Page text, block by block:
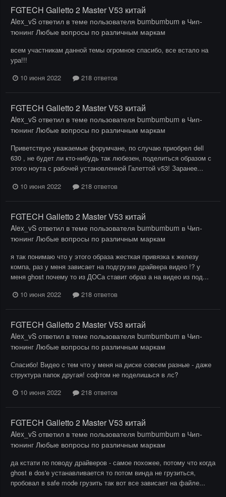
FGTECH Galletto 2 Master V53 китай
Alex_vS ответил в теме пользователя bumbumbum в Чип-
тюнинг Любые вопросы по различным маркам
всем участникам данной темы огромное спасибо, все встало на
ура!!!
10 июня 2022
218 ответов
FGTECH Galletto 2 Master V53 китай
Alex_vS ответил в теме пользователя bumbumbum в Чип-
тюнинг Любые вопросы по различным маркам
Приветствую уважаемые форумчане, по случаю приобрел dell
630 , не будет ли кто-нибудь так любезен, поделиться образом с
этого ноута с рабочей установленной Галеттой v53! Заранее...
10 июня 2022
218 ответов
FGTECH Galletto 2 Master V53 китай
Alex_vS ответил в теме пользователя bumbumbum в Чип-
тюнинг Любые вопросы по различным маркам
я так понимаю что у этого образа жесткая привязка к железу
компа, раз у меня зависает на подгрузке драйвера видео !? у
меня ghost почему то из ДОСа ставит образ а на видео из под...
10 июня 2022
218 ответов
FGTECH Galletto 2 Master V53 китай
Alex_vS ответил в теме пользователя bumbumbum в Чип-
тюнинг Любые вопросы по различным маркам
Спасибо! Видео с тем что у меня на диске совсем разные - даже
структура папок другая! софтом не поделишься в лс?
10 июня 2022
218 ответов
FGTECH Galletto 2 Master V53 китай
Alex_vS ответил в теме пользователя bumbumbum в Чип-
тюнинг Любые вопросы по различным маркам
да кстати по поводу драйверов - самое похожее, потому что когда
ghost в dos'e устанавливается то потом винда не грузиться,
пробовал в safe mode грузить так вот все зависает на файле...